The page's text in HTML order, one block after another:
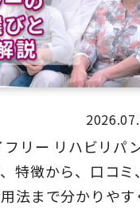
リー リハビリパ
特徴から、口コミ、
法まで分かりやす